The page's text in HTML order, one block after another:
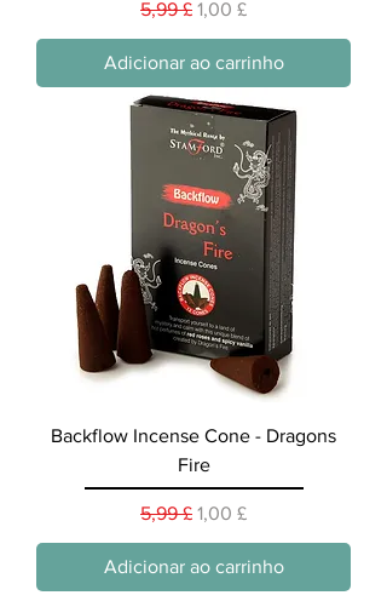
Preço normal
5,99 £ Preço promocional
1,00 £
Adicionar ao carrinho
Backflow Incense Cone - Dragons
Fire
Preço normal
5,99 £ Preço promocional
1,00 £
Adicionar ao carrinho